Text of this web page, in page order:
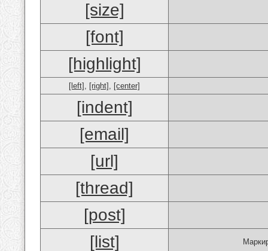
[size]
[font]
[highlight]
[left] , [right] , [center]
[indent]
[email]
[url]
[thread]
[post]
[list]